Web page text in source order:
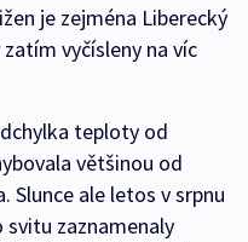
je zejména Liberecký
vyčísleny na víc
teploty od
většinou od
Slunce ale letos v srpnu
svitu zaznamenaly